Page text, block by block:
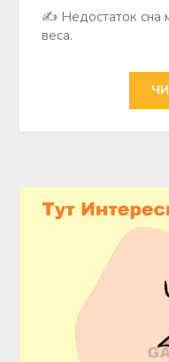
✍ Недостаток сна
веса.